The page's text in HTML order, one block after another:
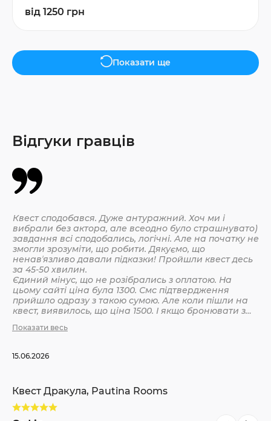
від 1250 грн
Показати ще
Відгуки гравців
Квест сподобався. Дуже антуражний. Хоч ми і
вибрали без актора, але всеодно було страшнувато)
завдання всі сподобались, логічні. Але на початку не
змогли зрозуміти, що робити. Дякуємо, що
ненавʼязливо давали підказки! Пройшли квест десь
за 45-50 хвилин.
Єдиний мінус, що не розібрались з оплатою. На
цьому сайті ціна була 1300. Смс підтвердження
прийшло одразу з такою сумою. Але коли пішли на
квест, виявилось, що ціна 1500. І якщо бронювати з
невелика, але всеодно уточнюйте при бронюванні
Показати весь
15.06.2026
Квест Дракула, Pautina Rooms